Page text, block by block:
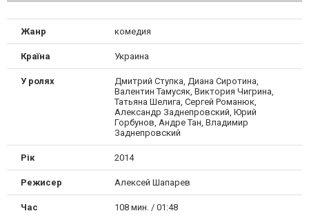
Жанр комедия
Країна Украина
У ролях
Дмитрий Ступка, Диана Сиротина,
Валентин Тамусяк, Виктория Чигрина,
Татьяна Шелига, Сергей Романюк,
Александр Заднепровский, Юрий
Горбунов, Андре Тан, Владимир
Заднепровский
Рік 2014
Режисер Алексей Шапарев
Час 108 мин. / 01:48